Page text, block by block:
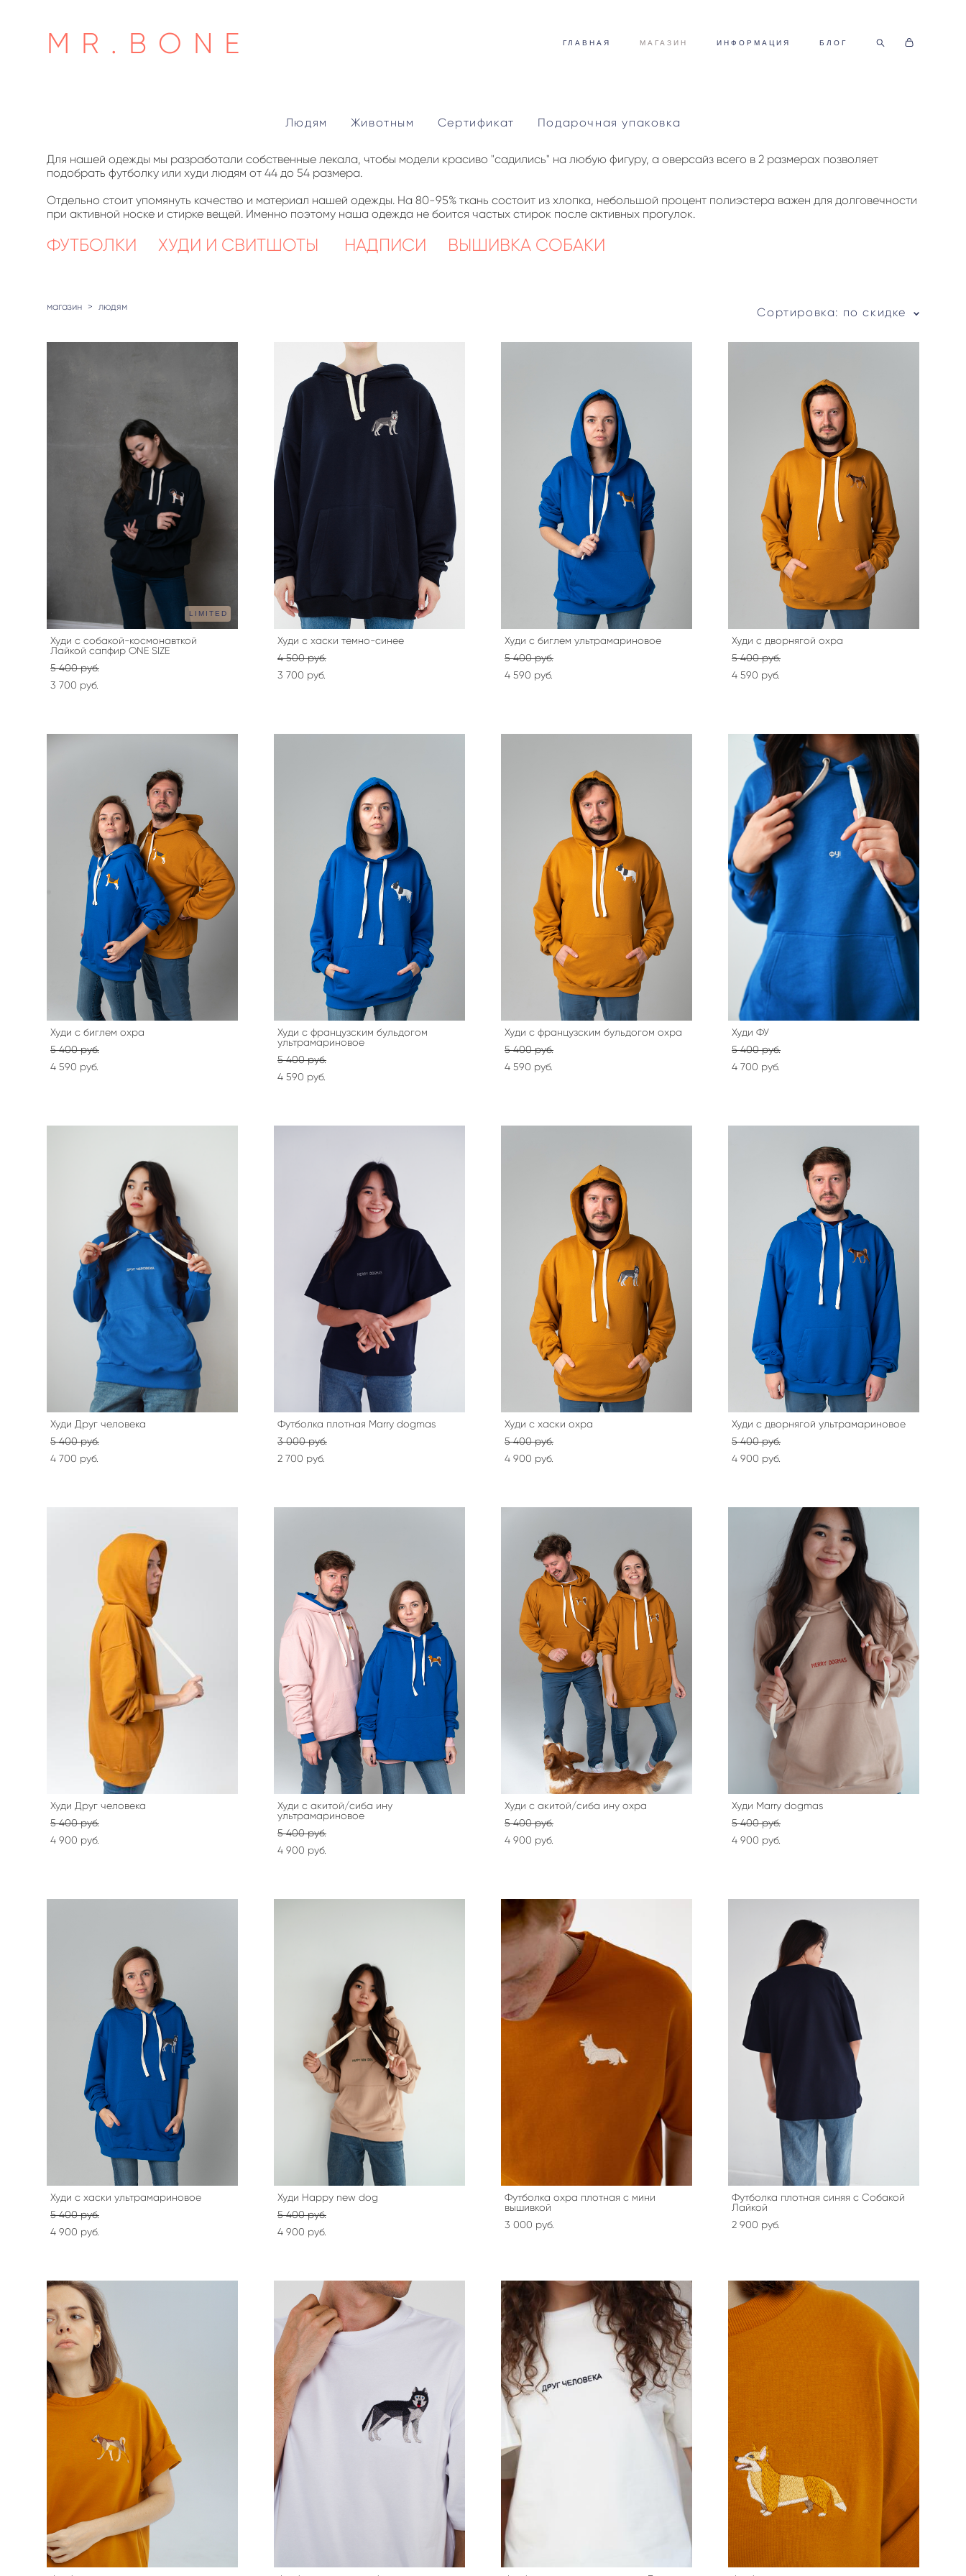
MR.BONE ГЛАВНАЯ МАГАЗИН ИНФОРМАЦИЯ БЛОГ
Людям Животным Сертификат Подарочная упаковка
Для нашей одежды мы разработали собственные лекала, чтобы модели красиво "садились" на любую фигуру, а оверсайз всего в 2 размерах позволяет
подобрать футболку или худи людям от 44 до 54 размера.
​Отдельно стоит упомянуть качество и материал нашей одежды. На 80-95% ткань состоит из хлопка, небольшой процент полиэстера важен для долговечности
при активной носке и стирке вещей. Именно поэтому наша одежда не боится частых стирок после активных прогулок.
ФУТБОЛКИ ХУДИ И СВИТШОТЫ НАДПИСИ ВЫШИВКА СОБАКИ
магазин > людям Сортировка: по скидке
LIMITED
Худи с собакой-космонавткой
Лайкой сапфир ONE SIZE
5 400 pуб.
3 700 pуб.
Худи с хаски темно-синее
4 500 pуб.
3 700 pуб.
Худи с биглем ультрамариновое
5 400 pуб.
4 590 pуб.
Худи с дворнягой охра
5 400 pуб.
4 590 pуб.
Худи с биглем охра
5 400 pуб.
4 590 pуб.
Худи с французским бульдогом
ультрамариновое
5 400 pуб.
4 590 pуб.
Худи с французским бульдогом охра
5 400 pуб.
4 590 pуб.
Худи ФУ
5 400 pуб.
4 700 pуб.
Худи Друг человека
5 400 pуб.
4 700 pуб.
Футболка плотная Marry dogmas
3 000 pуб.
2 700 pуб.
Худи с хаски охра
5 400 pуб.
4 900 pуб.
Худи с дворнягой ультрамариновое
5 400 pуб.
4 900 pуб.
Худи Друг человека
5 400 pуб.
4 900 pуб.
Худи с акитой/сиба ину
ультрамариновое
5 400 pуб.
4 900 pуб.
Худи с акитой/сиба ину охра
5 400 pуб.
4 900 pуб.
Худи Marry dogmas
5 400 pуб.
4 900 pуб.
Худи с хаски ультрамариновое
5 400 pуб.
4 900 pуб.
Худи Happy new dog
5 400 pуб.
4 900 pуб.
Футболка охра плотная с мини
вышивкой
3 000 pуб.
Футболка плотная синяя с Собакой
Лайкой
2 900 pуб.